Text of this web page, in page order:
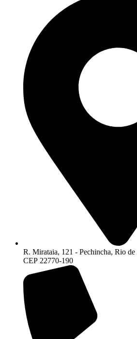
R. Mirataia, 121 - Pechincha, Rio de
CEP 22770-190